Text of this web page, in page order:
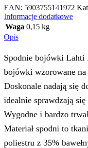
EAN: 5903755141972
Informacje dodatkowe
Waga 0,15 kg
Opis
Spodnie bojówki Lahti
bojówki wzorowane
Doskonale nadają się
idealnie sprawdzają
Wygodne i bardzo
Materiał spodni to
poliestru z 35%